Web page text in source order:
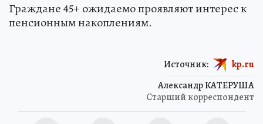
Граждане 45+ ожидаемо проявляют интерес к
пенсионным накоплениям.
Александр КАТЕРУША
Старший корреспондент
Источник: kp.ru